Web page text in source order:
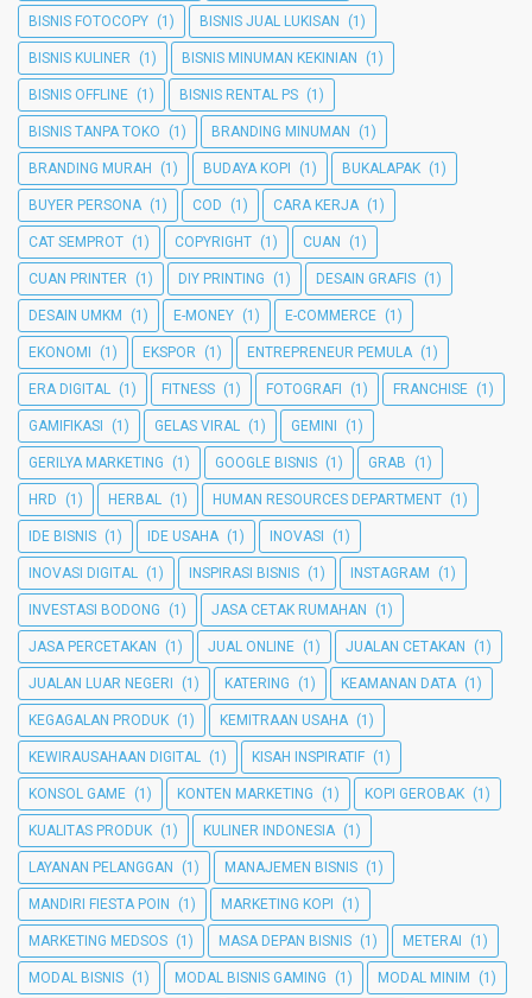
BISNIS FOTOCOPY (1) BISNIS JUAL LUKISAN (1)
BISNIS KULINER (1) BISNIS MINUMAN KEKINIAN (1)
BISNIS OFFLINE (1) BISNIS RENTAL PS (1)
BISNIS TANPA TOKO (1) BRANDING MINUMAN (1)
BRANDING MURAH (1) BUDAYA KOPI (1) BUKALAPAK (1)
BUYER PERSONA (1) COD (1) CARA KERJA (1)
CAT SEMPROT (1) COPYRIGHT (1) CUAN (1)
CUAN PRINTER (1) DIY PRINTING (1) DESAIN GRAFIS (1)
DESAIN UMKM (1) E-MONEY (1) E-COMMERCE (1)
EKONOMI (1) EKSPOR (1) ENTREPRENEUR PEMULA (1)
ERA DIGITAL (1) FITNESS (1) FOTOGRAFI (1) FRANCHISE (1)
GAMIFIKASI (1) GELAS VIRAL (1) GEMINI (1)
GERILYA MARKETING (1) GOOGLE BISNIS (1) GRAB (1)
HRD (1) HERBAL (1) HUMAN RESOURCES DEPARTMENT (1)
IDE BISNIS (1) IDE USAHA (1) INOVASI (1)
INOVASI DIGITAL (1) INSPIRASI BISNIS (1) INSTAGRAM (1)
INVESTASI BODONG (1) JASA CETAK RUMAHAN (1)
JASA PERCETAKAN (1) JUAL ONLINE (1) JUALAN CETAKAN (1)
JUALAN LUAR NEGERI (1) KATERING (1) KEAMANAN DATA (1)
KEGAGALAN PRODUK (1) KEMITRAAN USAHA (1)
KEWIRAUSAHAAN DIGITAL (1) KISAH INSPIRATIF (1)
KONSOL GAME (1) KONTEN MARKETING (1) KOPI GEROBAK (1)
KUALITAS PRODUK (1) KULINER INDONESIA (1)
LAYANAN PELANGGAN (1) MANAJEMEN BISNIS (1)
MANDIRI FIESTA POIN (1) MARKETING KOPI (1)
MARKETING MEDSOS (1) MASA DEPAN BISNIS (1) METERAI (1)
MODAL BISNIS (1) MODAL BISNIS GAMING (1) MODAL MINIM (1)